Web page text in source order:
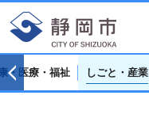
・医療・福祉 しごと・産業